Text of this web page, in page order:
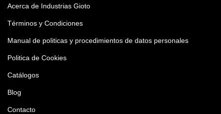
Acerca de Industrias Gioto
Términos y Condiciones
Manual de politicas y procedimientos de datos personales
Politica de Cookies
Catálogos
Blog
Contacto